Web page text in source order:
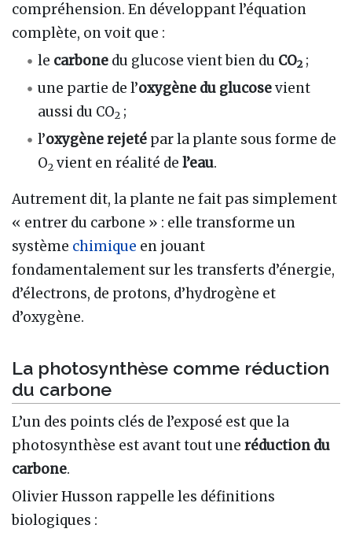
compréhension. En développant l’équation
complète, on voit que :
le carbone du glucose vient bien du CO2 ;
une partie de l’oxygène du glucosevient
aussi du CO2 ;
l’oxygène rejeté par la plante sous forme de
O2 vient en réalité del’eau.
Autrement dit, la plante ne fait pas simplement
« entrer du carbone » : elle transforme un
système chimique en jouant
fondamentalement sur les transferts d’énergie,
d’électrons, de protons, d’hydrogène et
d’oxygène.
La photosynthèse comme réduction
du carbone
L’un des points clés de l’exposé est que la
photosynthèse est avant tout une réduction du
carbone.
Olivier Husson rappelle les définitions
biologiques :